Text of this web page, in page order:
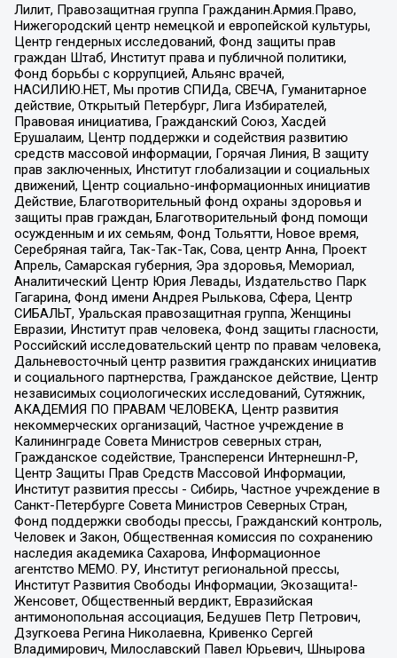
Лилит, Правозащитная группа Гражданин.Армия.Право,
Нижегородский центр немецкой и европейской культуры,
Центр гендерных исследований, Фонд защиты прав
граждан Штаб, Институт права и публичной политики,
Фонд борьбы с коррупцией, Альянс врачей,
НАСИЛИЮ.НЕТ, Мы против СПИДа, СВЕЧА, Гуманитарное
действие, Открытый Петербург, Лига Избирателей,
Правовая инициатива, Гражданский Союз, Хасдей
Ерушалаим, Центр поддержки и содействия развитию
средств массовой информации, Горячая Линия, В защиту
прав заключенных, Институт глобализации и социальных
движений, Центр социально-информационных инициатив
Действие, Благотворительный фонд охраны здоровья и
защиты прав граждан, Благотворительный фонд помощи
осужденным и их семьям, Фонд Тольятти, Новое время,
Серебряная тайга, Так-Так-Так, Сова, центр Анна, Проект
Апрель, Самарская губерния, Эра здоровья, Мемориал,
Аналитический Центр Юрия Левады, Издательство Парк
Гагарина, Фонд имени Андрея Рылькова, Сфера, Центр
СИБАЛЬТ, Уральская правозащитная группа, Женщины
Евразии, Институт прав человека, Фонд защиты гласности,
Российский исследовательский центр по правам человека,
Дальневосточный центр развития гражданских инициатив
и социального партнерства, Гражданское действие, Центр
независимых социологических исследований, Сутяжник,
АКАДЕМИЯ ПО ПРАВАМ ЧЕЛОВЕКА, Центр развития
некоммерческих организаций, Частное учреждение в
Калининграде Совета Министров северных стран,
Гражданское содействие, Трансперенси Интернешнл-Р,
Центр Защиты Прав Средств Массовой Информации,
Институт развития прессы - Сибирь, Частное учреждение в
Санкт-Петербурге Совета Министров Северных Стран,
Фонд поддержки свободы прессы, Гражданский контроль,
Человек и Закон, Общественная комиссия по сохранению
наследия академика Сахарова, Информационное
агентство МЕМО. РУ, Институт региональной прессы,
Институт Развития Свободы Информации, Экозащита!-
Женсовет, Общественный вердикт, Евразийская
антимонопольная ассоциация, Бедушев Петр Петрович,
Дзугкоева Регина Николаевна, Кривенко Сергей
Владимирович, Милославский Павел Юрьевич, Шнырова